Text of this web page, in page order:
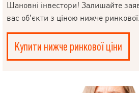
Шановні інвестори! Залишайте
вас об’єкти з ціною нижче ринкової.
Купити нижче ринкової ціни